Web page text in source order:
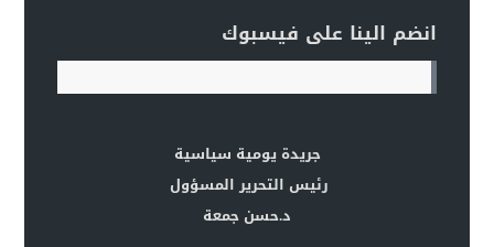
انضم الينا على فيسبوك
جريدة يومية سياسية
رئيس التحرير المسؤول
د.حسن جمعة